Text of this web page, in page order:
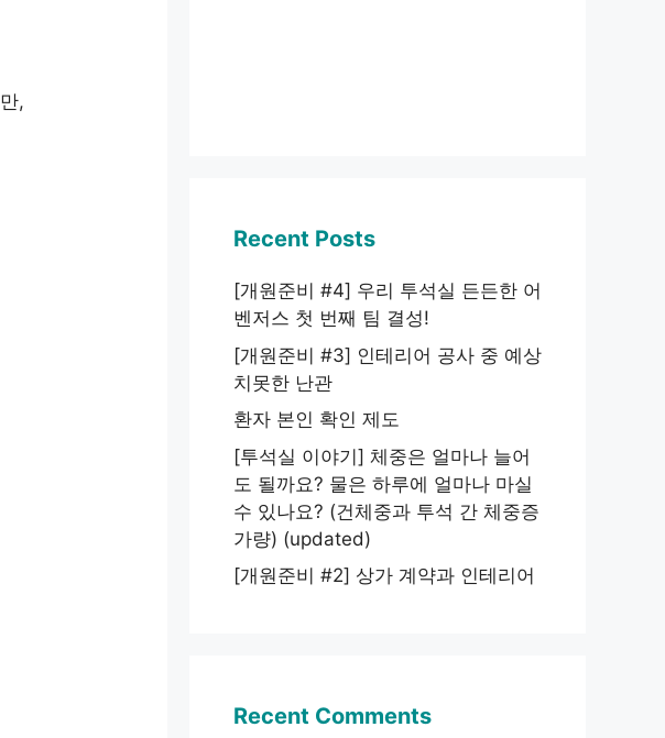
,
Recent Posts
[개원준비 #4] 우리 투석실 든든한 어
벤저스 첫 번째 팀 결성!
[개원준비 #3] 인테리어 공사 중 예상
치못한 난관
환자 본인 확인 제도
[투석실 이야기] 체중은 얼마나 늘어
도 될까요? 물은 하루에 얼마나 마실
수 있나요? (건체중과 투석 간 체중증
가량) (updated)
[개원준비 #2] 상가 계약과 인테리어
Recent Comments